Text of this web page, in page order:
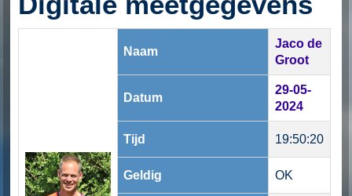
Naam
Jaco de
Groot
Datum
29-05-
2024
Tijd 19:50:20
Geldig OK